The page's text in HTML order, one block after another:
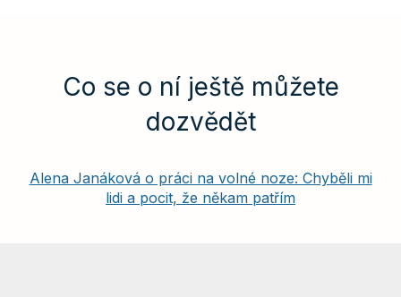
Co se o ní ještě můžete
dozvědět
Alena Janáková o práci na volné noze: Chyběli mi
lidi a pocit, že někam patřím